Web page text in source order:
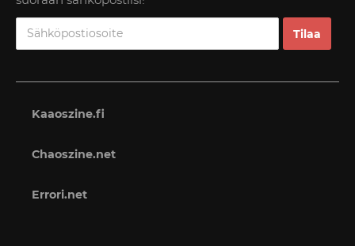
Kaaoszine.fi
Chaoszine.net
Errori.net